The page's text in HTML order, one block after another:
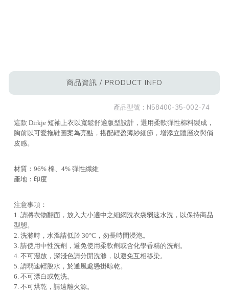
商品資訊 / PRODUCT INFO
產品型號： N58400-35-002-74
這款 Dirkje 短袖上衣以寬鬆舒適版型設計，選用柔軟彈性棉料製成，
胸前以可愛拖鞋圖案為亮點，搭配輕盈薄紗細節，增添立體層次與俏
皮感。
材質：96% 棉、4% 彈性纖維
產地：印度
注意事項：
1. 請將衣物翻面，放入大小適中之細網洗衣袋弱速水洗，以保持商品
型態。
2. 洗滌時，水溫請低於 30°C，勿長時間浸泡。
3. 請使用中性洗劑，避免使用柔軟劑或含化學香精的洗劑。
4. 不可濕放，深淺色請分開洗滌，以避免互相移染。
5. 請弱速輕脫水，於通風處懸掛晾乾。
6. 不可漂白或乾洗。
7. 不可烘乾，請遠離火源。